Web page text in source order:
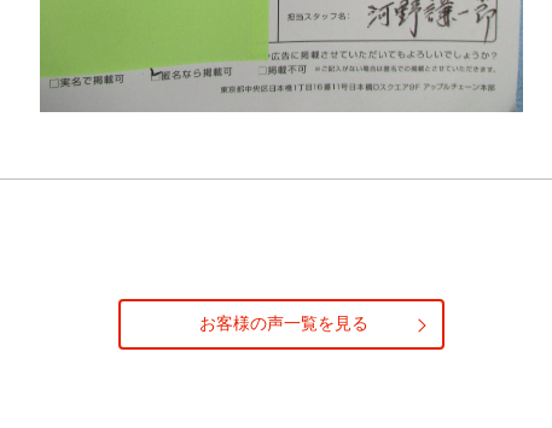
お客様の声一覧を見る